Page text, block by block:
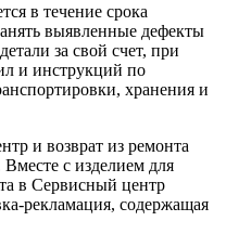
в течение срока
выявленные дефекты
за свой счет, при
и инструкций по
хранения и
и возврат из ремонта
Вместе с изделием для
в Сервисный центр
рекламация, содержащая